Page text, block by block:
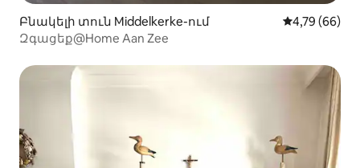
Բնակելի տուն Middelkerke-ում Միջին
4,79 (66)
Զգացեք@Home Aan Zee